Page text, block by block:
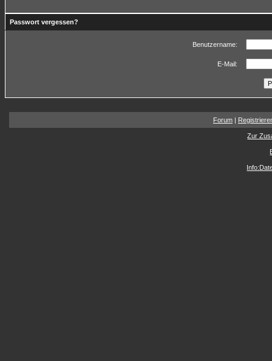
Passwort vergessen?
Benutzername:
E-Mail:
Forum |
Zur